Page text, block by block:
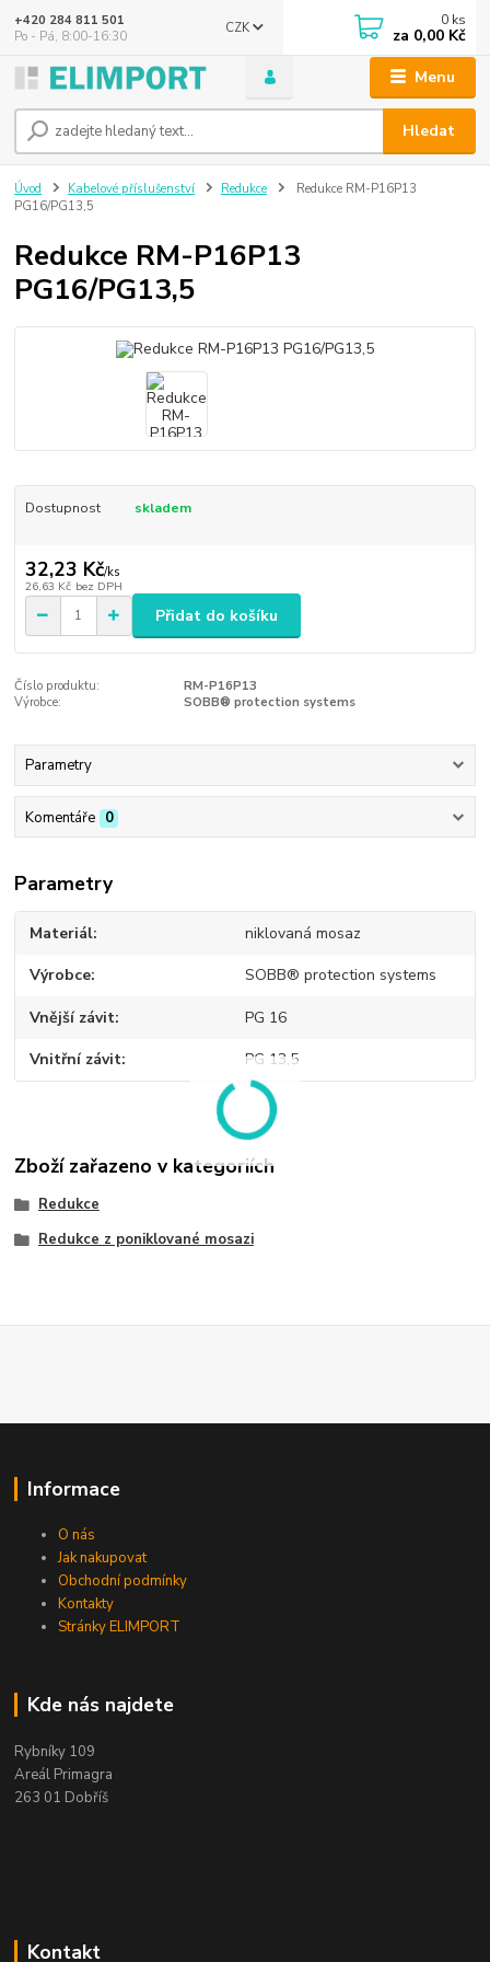
Menu
CZK
Hledat
+420 284 811 501
Po - Pá, 8:00-16:30
0 ks
za 0,00 Kč
Úvod Kabelové příslušenství Redukce
Redukce RM-P16P13
PG16/PG13,5
Redukce RM-P16P13
PG16/PG13,5
Dostupnost skladem
32,23 Kč/ks
26,63 Kč bez DPH
Přidat do košíku
Číslo produktu:
RM-P16P13
Výrobce:
SOBB® protection systems
Parametry
Komentáře 0
Parametry
Materiál niklovaná mosaz
Výrobce SOBB® protection systems
Vnější závit PG 16
Vnitřní závit PG 13,5
Zboží zařazeno v kategoriích
Redukce
Redukce z poniklované mosazi
Informace
O nás
Jak nakupovat
Obchodní podmínky
Kontakty
Stránky ELIMPORT
Kde nás najdete
Rybníky 109
Areál Primagra
263 01 Dobříš
Kontakt